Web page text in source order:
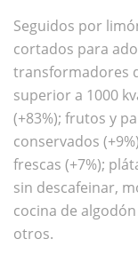
Seguidos por
cortados para
transformadores
superior a 1000
(+83%); frutos y
conservados
frescas (+7%);
sin descafeinar,
cocina de
otros.